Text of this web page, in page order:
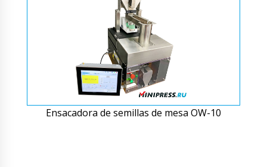
Ensacadora de semillas de mesa OW-10